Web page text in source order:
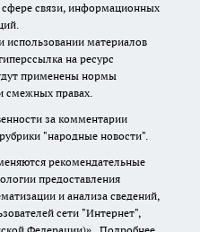
связи, информационных
использовании материалов
на ресурс
применены нормы
смежных правах.
за комментарии
"народные новости".
рекомендательные
предоставления
и анализа сведений,
сети "Интернет",